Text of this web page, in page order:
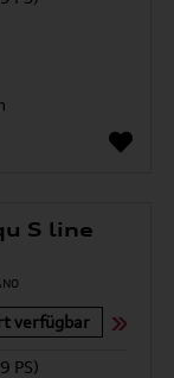
S line
verfügbar
PS)